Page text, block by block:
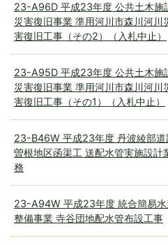
23-A96D 平成23年度 公共土木施
災害復旧事業 準用河川市森川河川
害復旧工事（その2）（入札中止）
23-A95D 平成23年度 公共土木施
災害復旧事業 準用河川市森川河川
害復旧工事（その1）（入札中止）
23-B46W 平成23年度 丹波綾部道
曽根地区函渠工 送配水管実施設計
務
23-A94W 平成23年度 統合簡易水
整備事業 寺谷団地配水管布設工事